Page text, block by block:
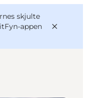
skjulte
appen